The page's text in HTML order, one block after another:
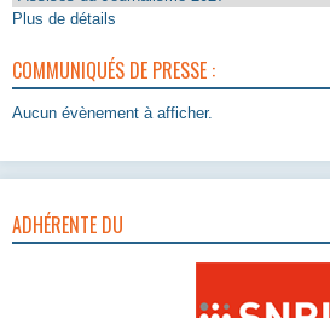
Plus de détails
COMMUNIQUÉS DE PRESSE :
Aucun évènement à afficher.
ADHÉRENTE DU